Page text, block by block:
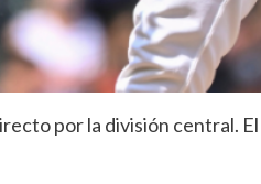
por la división central.